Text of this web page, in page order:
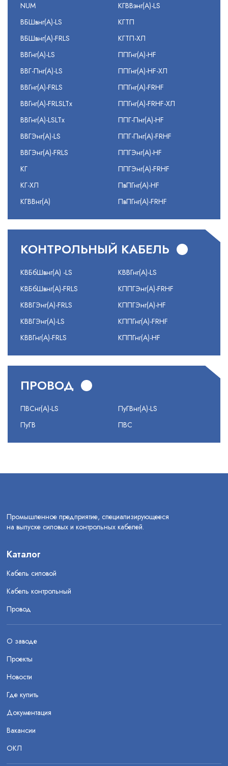
NUM
ВБШвнг(А)-LS
ВБШвнг(А)-FRLS
ВВГнг(А)-LS
ВВГ-Пнг(А)-LS
ВВГнг(А)-FRLS
ВВГнг(А)-FRLSLTx
ВВГнг(А)-LSLTx
ВВГЭнг(А)-LS
ВВГЭнг(А)-FRLS
КГ
КГ-ХЛ
КГВВнг(А)
КГВВэнг(А)-LS
КГТП
КГТП-ХЛ
ППГнг(А)-HF
ППГнг(А)-HF-ХЛ
ППГнг(А)-FRHF
ППГнг(А)-FRHF-ХЛ
ППГ-Пнг(А)-HF
ППГ-Пнг(А)-FRHF
ППГЭнг(А)-HF
ППГЭнг(А)-FRHF
ПвПГнг(А)-HF
ПвПГнг(А)-FRHF
КОНТРОЛЬНЫЙ КАБЕЛЬ
КВБбШвнг(А) -LS
КВБбШвнг(А)-FRLS
КВВГЭнг(А)-FRLS
КВВГЭнг(А)-LS
КВВГнг(А)-FRLS
КВВГнг(А)-LS
КППГЭнг(А)-FRHF
КППГЭнг(А)-HF
КППГнг(А)-FRHF
КППГнг(А)-HF
ПРОВОД
ПВСнг(А)-LS
ПуГВ
ПуГВнг(А)-LS
ПВС
Промышленное предприятие, специализирующееся
на выпуске силовых и контрольных кабелей.
Каталог
Кабель силовой
Кабель контрольный
Провод
О заводе
Проекты
Новости
Где купить
Документация
Вакансии
ОКЛ